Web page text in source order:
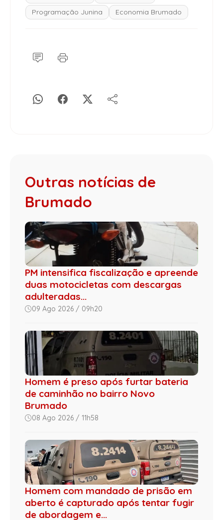
Programação Junina
Economia Brumado
Outras notícias de
Brumado
PM intensifica fiscalização e apreende
duas motocicletas com descargas
adulteradas...
09 Ago 2026 / 09h20
Homem é preso após furtar bateria
de caminhão no bairro Novo
Brumado
08 Ago 2026 / 11h58
Homem com mandado de prisão em
aberto é capturado após tentar fugir
de abordagem e...